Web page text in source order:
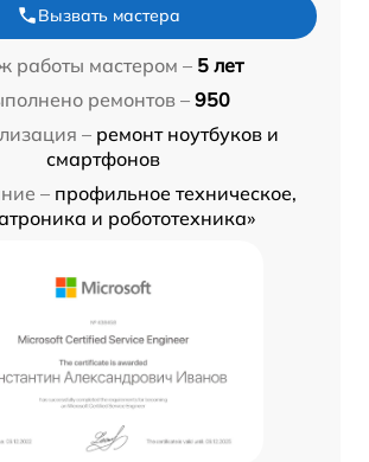
Вызвать мастера
работы мастером – 5 лет
ремонтов – 950
– ремонт ноутбуков и
смартфонов
– профильное техническое,
и робототехника»